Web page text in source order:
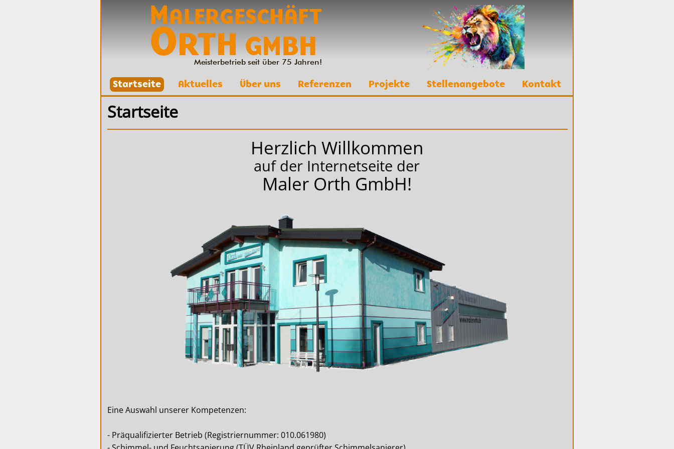
MALERGESCHÄFT
ORTHGMBH
Meisterbetrieb seit über 75 Jahren!
Startseite Aktuelles Über uns Referenzen Projekte Stellenangebote Kontakt
Startseite
Herzlich Willkommen
auf der Internetseite der
Maler Orth GmbH!
Eine Auswahl unserer Kompetenzen:
- Präqualifizierter Betrieb (Registriernummer: 010.061980)